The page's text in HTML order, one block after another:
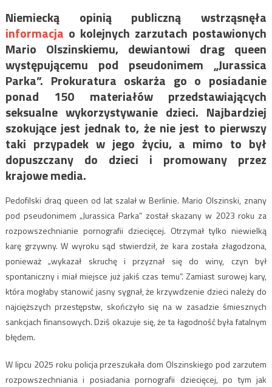
Niemiecką opinią publiczną wstrząsnęła
informacja o kolejnych zarzutach postawionych
Mario Olszinskiemu, dewiantowi drag queen
występującemu pod pseudonimem „Jurassica
Parka”. Prokuratura oskarża go o posiadanie
ponad 150 materiałów przedstawiających
seksualne wykorzystywanie dzieci. Najbardziej
szokujące jest jednak to, że nie jest to pierwszy
taki przypadek w jego życiu, a mimo to był
dopuszczany do dzieci i promowany przez
krajowe media.
Pedofilski draq queen od lat szalał w Berlinie.Mario Olszinski, znany
pod pseudonimem „Jurassica Parka” został skazany w 2023 roku za
rozpowszechnianie pornografii dziecięcej. Otrzymał tylko niewielką
karę grzywny. W wyroku sąd stwierdził, że kara została złagodzona,
ponieważ „wykazał skruchę i przyznał się do winy, czyn był
spontaniczny i miał miejsce już jakiś czas temu”. Zamiast surowej kary,
która mogłaby stanowić jasny sygnał, że krzywdzenie dzieci należy do
najcięższych przestępstw, skończyło się na w zasadzie śmiesznych
sankcjach finansowych. Dziś okazuje się, że ta łagodność była fatalnym
błędem.
W lipcu 2025 roku policja przeszukała dom Olszinskiego pod zarzutem
rozpowszechniania i posiadania pornografii dziecięcej, po tym jak